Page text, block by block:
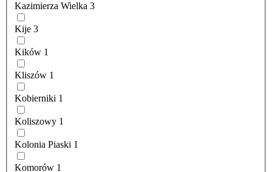
Kazimierza Wielka 3
Kije 3
Kików 1
Kliszów 1
Kobierniki 1
Koliszowy 1
Kolonia Piaski 1
Komorów 1